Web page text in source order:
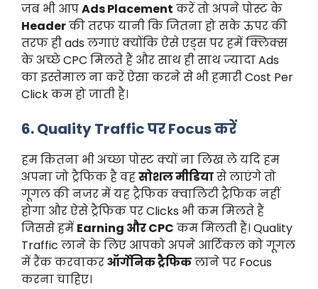
जब भी आपAds Placement करें तो अपने पोस्ट के
Headerकी तरफ यानी कि जितना हो सके ऊपर की
तरफ ही ads लगाएं क्योंकि ऐसे एड्स पर हमें क्लिक्स
के अच्छे CPC मिलते हैं और साथ ही साथ ज्यादा Ads
का इस्तेमाल ना करें ऐसा करने से भी हमारी Cost Per
Click कम हो जाती है।
6. Quality Traffic पर Focus करें
हम कितना भी अच्छा पोस्ट क्यों ना लिख ले यदि हम
अपना जो ट्रैफिक है वहसोशल मीडियासे लाएंगे तो
गूगल की नजर में यह ट्रैफिक क्वालिटी ट्रैफिक नहीं
होगा और ऐसे ट्रैफिक पर Clicks भी कम मिलते हैं
जिससे हमें Earning और CPC कम मिलती हैं। Quality
Traffic लाने के लिए आपको अपने आर्टिकल को गूगल
में रैंक करवाकरऑर्गेनिक ट्रैफिकलाने पर Focus
करना चाहिए।